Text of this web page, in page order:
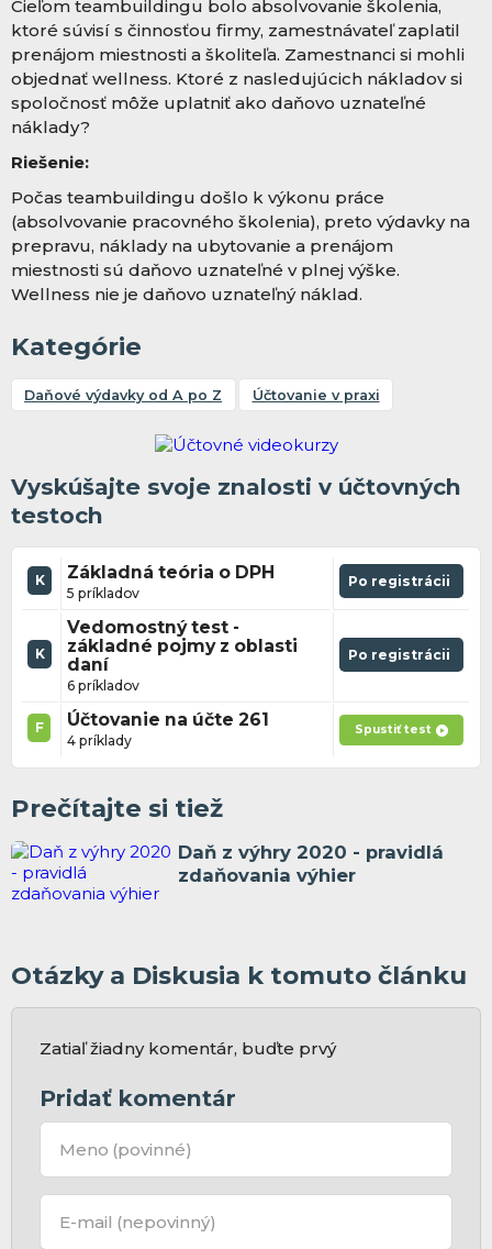
Cieľom teambuildingu bolo absolvovanie školenia,
ktoré súvisí s činnosťou firmy, zamestnávateľ zaplatil
prenájom miestnosti a školiteľa. Zamestnanci si mohli
objednať wellness. Ktoré z nasledujúcich nákladov si
spoločnosť môže uplatniť ako daňovo uznateľné
náklady?
Riešenie:
Počas teambuildingu došlo k výkonu práce
(absolvovanie pracovného školenia), preto výdavky na
prepravu, náklady na ubytovanie a prenájom
miestnosti sú daňovo uznateľné v plnej výške.
Wellness nie je daňovo uznateľný náklad.
Kategórie
Daňové výdavky od A po Z Účtovanie v praxi
Vyskúšajte svoje znalosti v účtovných
testoch
K Základná teória o DPH
5 príkladov
Po registrácii
K
Vedomostný test -
základné pojmy z oblasti
daní
6 príkladov
Po registrácii
F Účtovanie na účte 261
4 príklady
Spustiť test
Prečítajte si tiež
Daň z výhry 2020 - pravidlá
zdaňovania výhier
Otázky a Diskusia k tomuto článku
Zatiaľ žiadny komentár, buďte prvý
Pridať komentár
Meno (povinné)
E-mail (nepovinný)